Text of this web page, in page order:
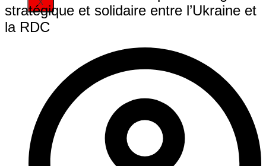
X
stratégique et solidaire entre l’Ukraine et
la RDC